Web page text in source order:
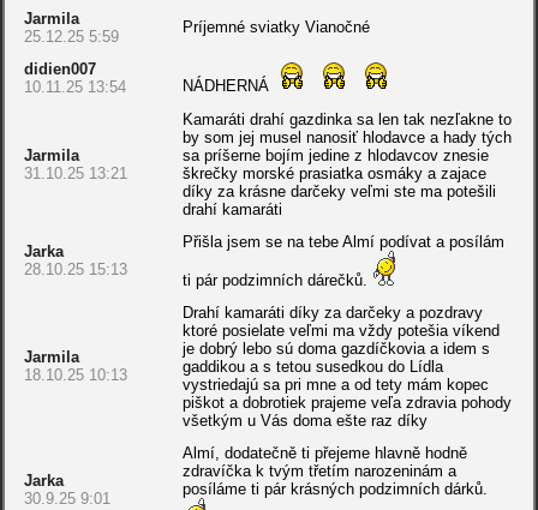
Jarmila
25.12.25 5:59
Príjemné sviatky Vianočné
didien007
10.11.25 13:54
NÁDHERNÁ
Jarmila
31.10.25 13:21
Kamaráti drahí gazdinka sa len tak nezľakne to
by som jej musel nanosiť hlodavce a hady tých
sa príšerne bojím jedine z hlodavcov znesie
škrečky morské prasiatka osmáky a zajace
díky za krásne darčeky veľmi ste ma potešili
drahí kamaráti
Jarka
28.10.25 15:13
Přišla jsem se na tebe Almí podívat a posílám
ti pár podzimních dárečků.
Jarmila
18.10.25 10:13
Drahí kamaráti díky za darčeky a pozdravy
ktoré posielate veľmi ma vždy potešia víkend
je dobrý lebo sú doma gazdíčkovia a idem s
gaddikou a s tetou susedkou do Lídla
vystriedajú sa pri mne a od tety mám kopec
piškot a dobrotiek prajeme veľa zdravia pohody
všetkým u Vás doma ešte raz díky
Jarka
30.9.25 9:01
Almí, dodatečně ti přejeme hlavně hodně
zdravíčka k tvým třetím narozeninám a
posíláme ti pár krásných podzimních dárků.